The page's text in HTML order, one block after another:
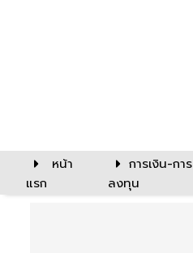
หน้า
แรก
การเงิน-การ
ลงทุน